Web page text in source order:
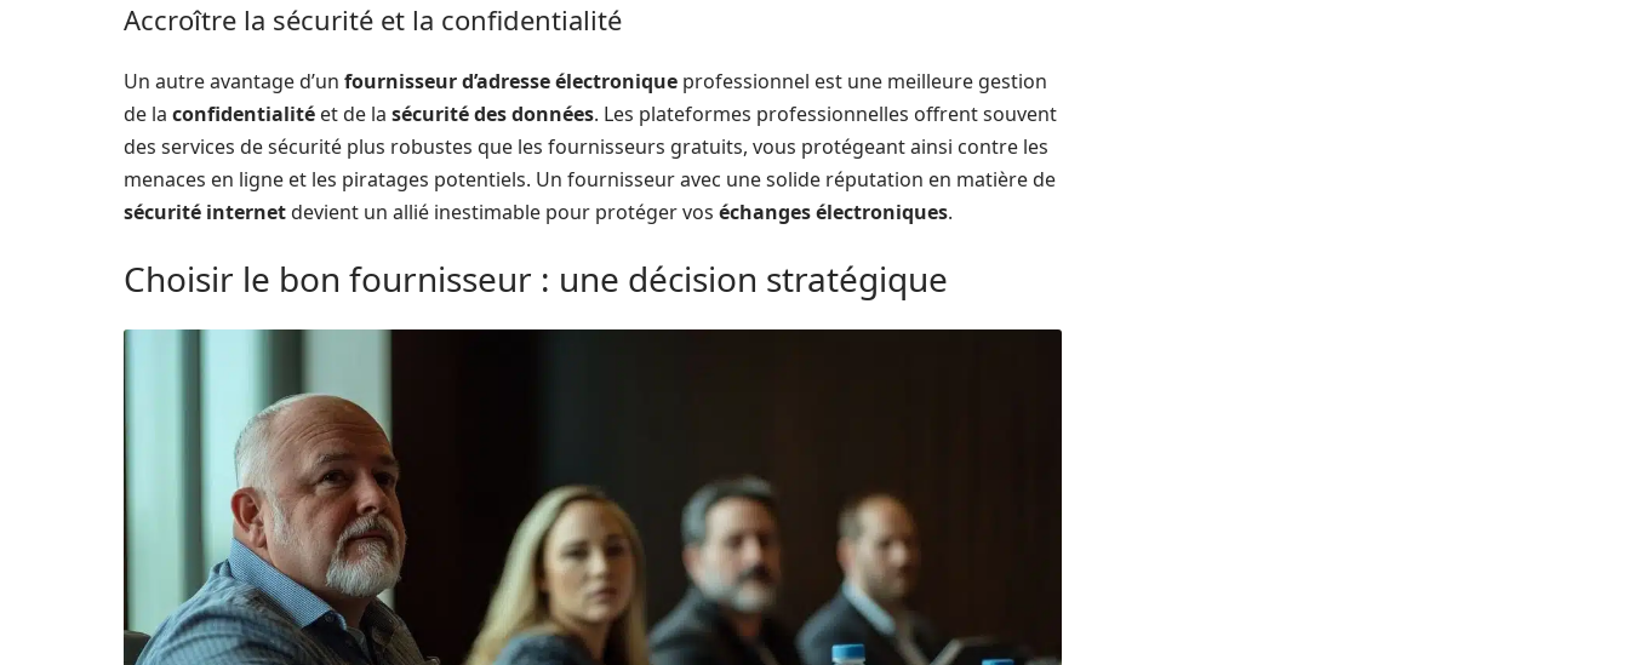
Accroître la sécurité et la confidentialité
Un autre avantage d’un fournisseur d’adresse électronique professionnel est une meilleure gestion
de la confidentialité et de la sécurité des données. Les plateformes professionnelles offrent souvent
des services de sécurité plus robustes que les fournisseurs gratuits, vous protégeant ainsi contre les
menaces en ligne et les piratages potentiels. Un fournisseur avec une solide réputation en matière de
sécurité internetdevient un allié inestimable pour protéger vos échanges électroniques.
Choisir le bon fournisseur : une décision stratégique